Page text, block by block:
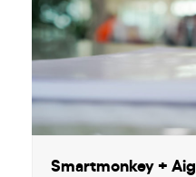
Smartmonkey +